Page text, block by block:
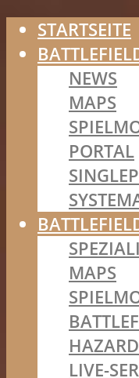
STARTSEITE
NEWS
MAPS
PORTAL
MAPS
LIVE-